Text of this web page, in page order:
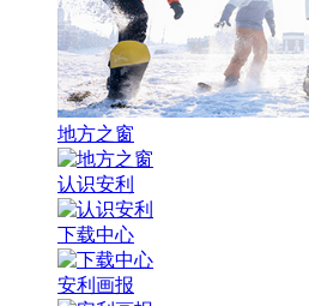
地方之窗
认识安利
下载中心
安利画报